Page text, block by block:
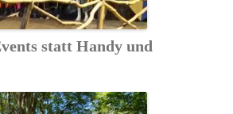
statt Handy und